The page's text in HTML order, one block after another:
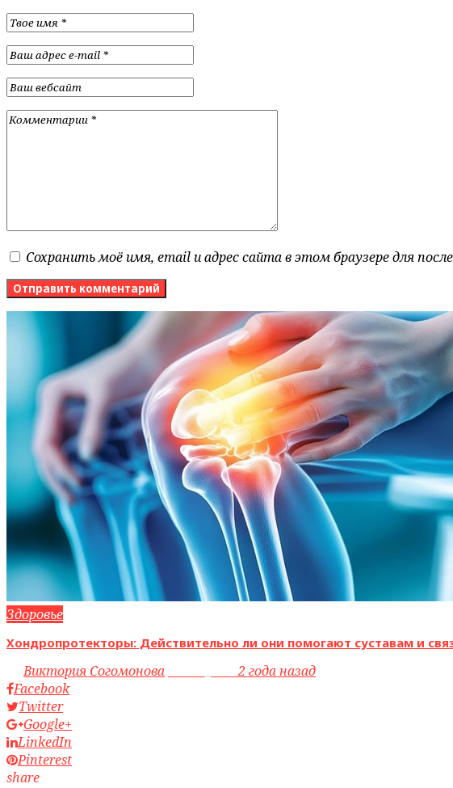
Сохранить моё имя, email и адрес сайта в этом браузере для
Здоровье
Хондропротекторы: Действительно ли они помогают суставам и
byВиктория Согомонова access_time2 года назад
Facebook
Twitter
Google+
LinkedIn
Pinterest
share